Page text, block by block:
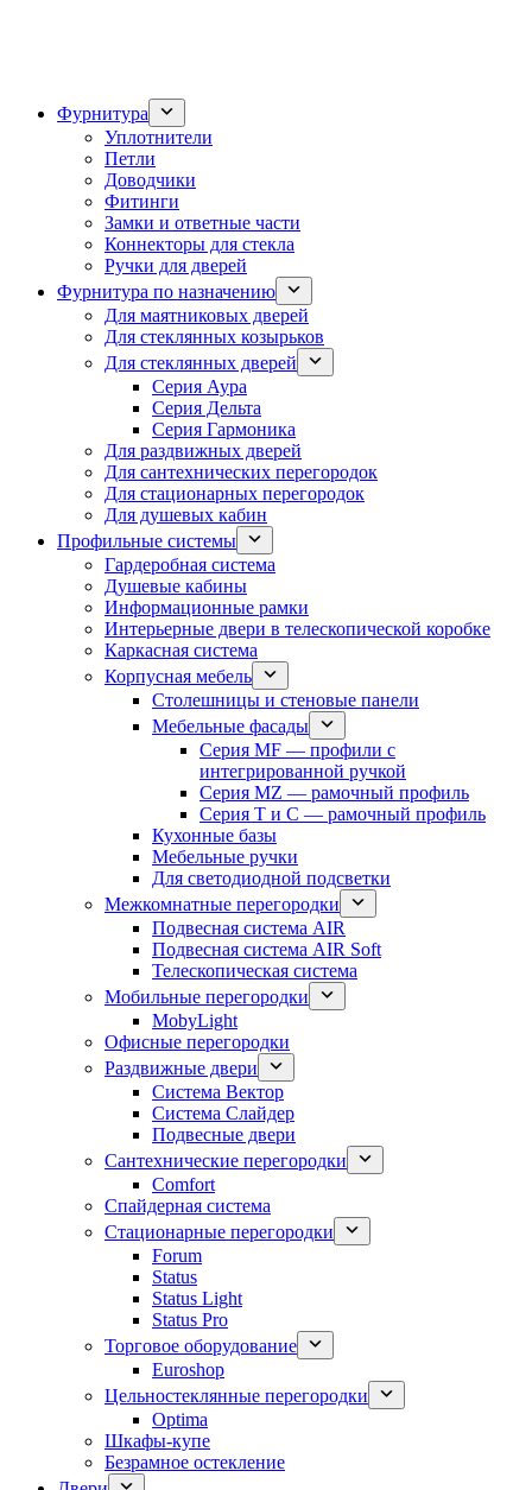
Фурнитура
Уплотнители
Петли
Доводчики
Фитинги
Замки и ответные части
Коннекторы для стекла
Ручки для дверей
Фурнитура по назначению
Для маятниковых дверей
Для стеклянных козырьков
Для стеклянных дверей
Серия Аура
Серия Дельта
Серия Гармоника
Для раздвижных дверей
Для сантехнических перегородок
Для стационарных перегородок
Для душевых кабин
Профильные системы
Гардеробная система
Душевые кабины
Информационные рамки
Интерьерные двери в телескопической коробке
Каркасная система
Корпусная мебель
Столешницы и стеновые панели
Мебельные фасады
Серия MF — профили с
интегрированной ручкой
Серия MZ — рамочный профиль
Серия T и C — рамочный профиль
Кухонные базы
Мебельные ручки
Для светодиодной подсветки
Межкомнатные перегородки
Подвесная система AIR
Подвесная система AIR Soft
Телескопическая система
Мобильные перегородки
MobyLight
Офисные перегородки
Раздвижные двери
Система Вектор
Система Слайдер
Подвесные двери
Сантехнические перегородки
Comfort
Спайдерная система
Стационарные перегородки
Forum
Status
Status Light
Status Pro
Торговое оборудование
Euroshop
Цельностеклянные перегородки
Optima
Шкафы-купе
Безрамное остекление